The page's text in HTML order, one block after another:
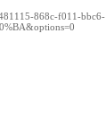
868c-f011-bbc6-